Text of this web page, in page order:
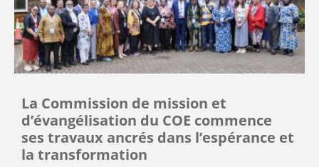
La Commission de mission et
d’évangélisation du COE commence
ses travaux ancrés dans l’espérance et
la transformation